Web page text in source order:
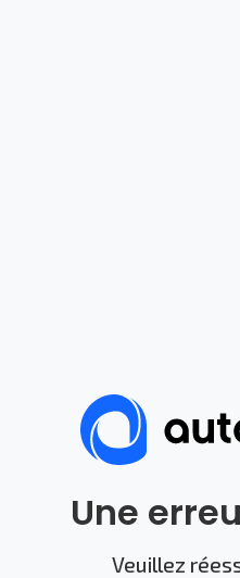
Une
Veuillez